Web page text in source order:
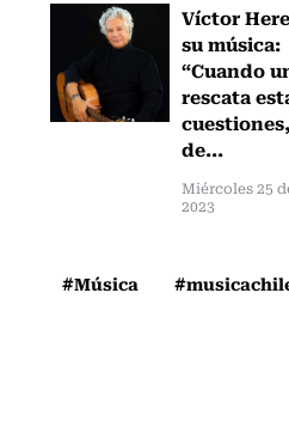
Víctor
su música:
“Cuando
rescata
de...
Miércoles 25
2023
#Música